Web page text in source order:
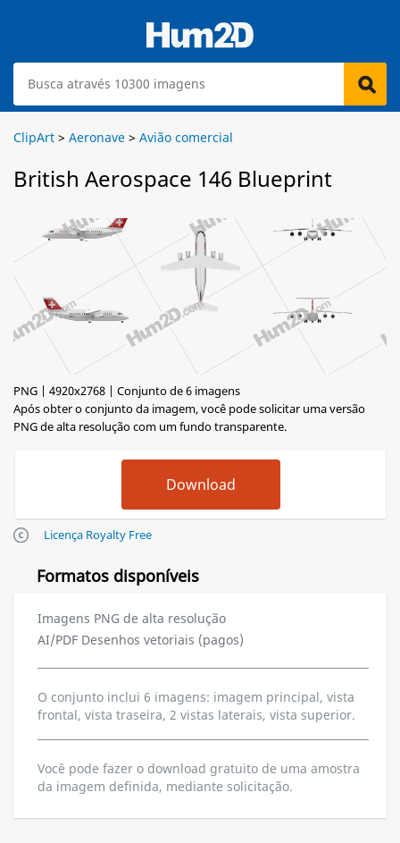
ClipArt > Aeronave > Avião comercial
British Aerospace 146 Blueprint
PNG | 4920x2768 | Conjunto de 6 imagens
Após obter o conjunto da imagem, você pode solicitar uma versão
PNG de alta resolução com um fundo transparente.
Licença Royalty Free
Formatos disponíveis
Imagens PNG de alta resolução
AI/PDF Desenhos vetoriais (pagos)
O conjunto inclui 6 imagens: imagem principal, vista
frontal, vista traseira, 2 vistas laterais, vista superior.
Você pode fazer o download gratuito de uma amostra
da imagem definida, mediante solicitação.